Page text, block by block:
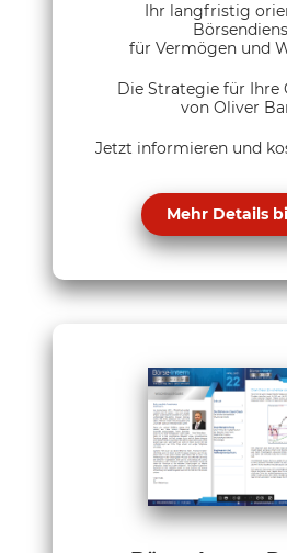
Ihr langfristig
für Vermögen und
Die Strategie für Ihre
von Oliver
Jetzt informieren und
Mehr Details